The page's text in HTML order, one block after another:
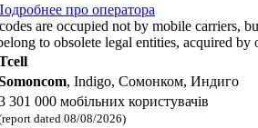
про оператора
are occupied not by mobile
to obsolete legal entities, acquired
, Indigo, Сомонком, Индиго
301 000 мобільних користувачів
dated 08/08/2026)